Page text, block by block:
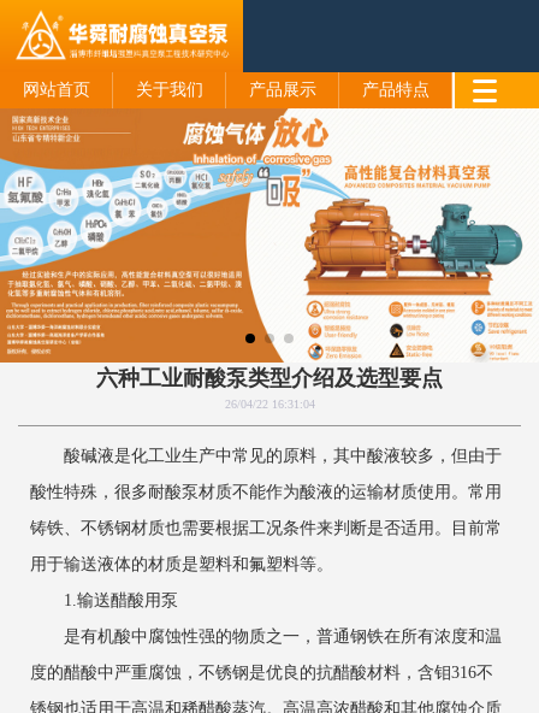
网站首页 关于我们 产品展示 产品特点
六种工业耐酸泵类型介绍及选型要点
26/04/22 16:31:04
酸碱液是化工业生产中常见的原料，其中酸液较多，但由于
酸性特殊，很多耐酸泵材质不能作为酸液的运输材质使用。常用
铸铁、不锈钢材质也需要根据工况条件来判断是否适用。目前常
用于输送液体的材质是塑料和氟塑料等。
1.输送醋酸用泵
是有机酸中腐蚀性强的物质之一，普通钢铁在所有浓度和温
度的醋酸中严重腐蚀，不锈钢是优良的抗醋酸材料，含钼316不
锈钢也适用于高温和稀醋酸蒸汽。高温高浓醋酸和其他腐蚀介质